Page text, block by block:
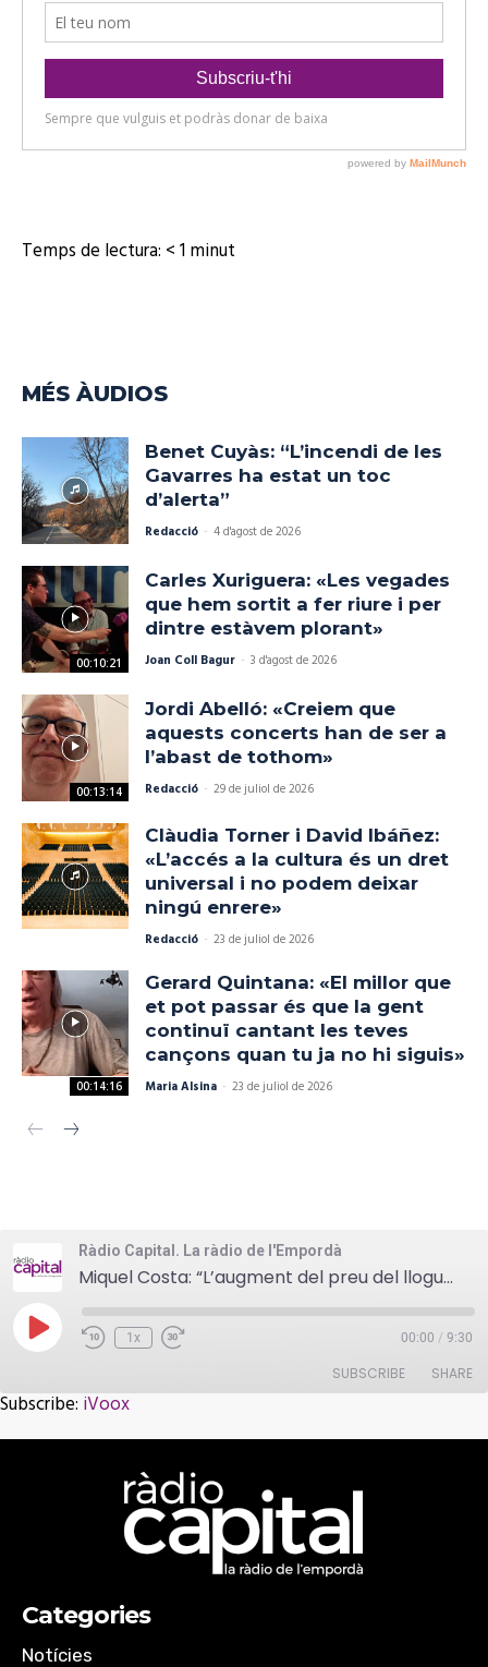
Temps de lectura: < 1minut
MÉS ÀUDIOS
Benet Cuyàs: “L’incendi de les
Gavarres ha estat un toc
d’alerta”
Redacció - 4 d'agost de 2026
00:10:21
Carles Xuriguera: «Les vegades
que hem sortit a fer riure i per
dintre estàvem plorant»
Joan Coll Bagur - 3 d'agost de 2026
00:13:14
Jordi Abelló: «Creiem que
aquests concerts han de ser a
l’abast de tothom»
Redacció - 29 de juliol de 2026
Clàudia Torner i David Ibáñez:
«L’accés a la cultura és un dret
universal i no podem deixar
ningú enrere»
Redacció - 23 de juliol de 2026
00:14:16
Gerard Quintana: «El millor que
et pot passar és que la gent
continuï cantant les teves
cançons quan tu ja no hi siguis»
Maria Alsina - 23 de juliol de 2026
Ràdio Capital. La ràdio de l'Empordà
Miquel Costa: “L’augment del preu del lloguer es deu a la gran escassetat de pisos de lloguer”
Play
Episode
1x 00:00 / 9:30
SUBSCRIBE SHARE
iVoox
SHARE
EMBED
Subscribe: iVoox
Categories
Notícies